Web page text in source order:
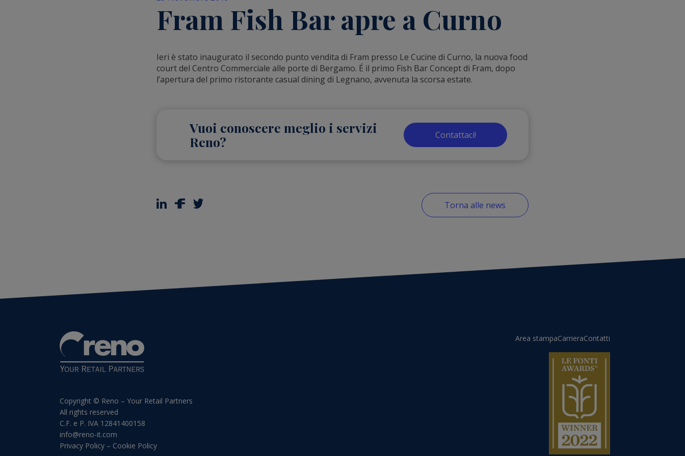
Fram Fish Bar apre a Curno
Ieri è stato inaugurato il secondo punto vendita di Fram presso Le Cucine di Curno, la nuova food
court del Centro Commerciale alle porte di Bergamo. É il primo Fish Bar Concept di Fram, dopo
l’apertura del primo ristorante casual dining di Legnano, avvenuta la scorsa estate.
Vuoi conoscere meglio i servizi
Reno?
Contattaci!
Torna alle news
Copyright © Reno – Your Retail Partners
All rights reserved
C.F. e P. IVA 12841400158
info@reno-it.com
Privacy Policy – Cookie Policy
Area stampaCarrieraContatti